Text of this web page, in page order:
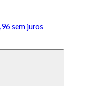
sem juros